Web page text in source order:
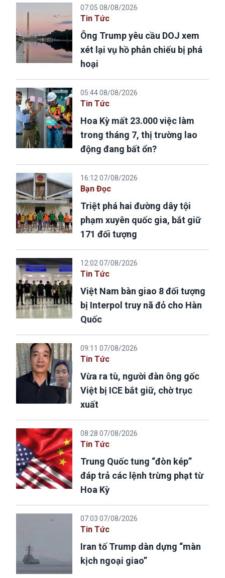
07:05 08/08/2026
Tin Tức
Ông Trump yêu cầu DOJ xem
xét lại vụ hồ phản chiếu bị phá
hoại
05:44 08/08/2026
Tin Tức
Hoa Kỳ mất 23.000 việc làm
trong tháng 7, thị trường lao
động đang bất ổn?
16:12 07/08/2026
Bạn Đọc
Triệt phá hai đường dây tội
phạm xuyên quốc gia, bắt giữ
171 đối tượng
12:02 07/08/2026
Tin Tức
Việt Nam bàn giao 8 đối tượng
bị Interpol truy nã đỏ cho Hàn
Quốc
09:11 07/08/2026
Tin Tức
Vừa ra tù, người đàn ông gốc
Việt bị ICE bắt giữ, chờ trục
xuất
08:28 07/08/2026
Tin Tức
Trung Quốc tung “đòn kép”
đáp trả các lệnh trừng phạt từ
Hoa Kỳ
07:03 07/08/2026
Tin Tức
Iran tố Trump dàn dựng “màn
kịch ngoại giao”